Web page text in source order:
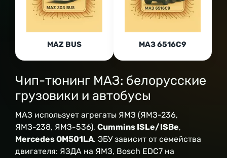
MAZ BUS МАЗ 6516С9
Чип-тюнинг МАЗ: белорусские
грузовики и автобусы
МАЗ использует агрегаты ЯМЗ (ЯМЗ-236,
ЯМЗ-238, ЯМЗ-536), Cummins ISLe/ISBe,
Mercedes OM501LA. ЭБУ зависит от семейства
двигателя: ЯЗДА на ЯМЗ, Bosch EDC7 на